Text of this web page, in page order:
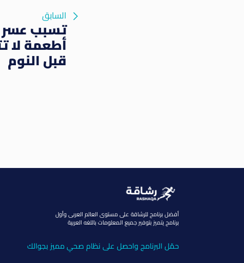
السابق
تسبب
أطعمة لا
قبل النوم
أفضل برنامج للرشاقة على مستوى العالم العربى وأول
برنامج يتميز بتوفير جميع المعلومات باللغه العربية
حمّل البرنامج واحصل على نظام صحي مميز بجوالك